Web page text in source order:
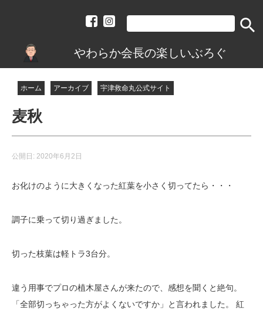
search
やわらか会長の楽しいぶろぐ
ホーム アーカイブ 宇津救命丸公式サイト
麦秋
公開日: 2020年6月2日
お化けのように大きくなった紅葉を小さく切ってたら・・・
調子に乗って切り過ぎました。
切った枝葉は軽トラ3台分。
違う用事でプロの植木屋さんが来たので、感想を聞くと絶句。
「全部切っちゃった方がよくないですか」と言われました。 紅